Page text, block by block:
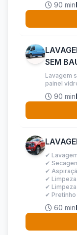
90 min
SEM
Lavagem
painel
90 min
✔
✔
✔
✔
✔
✔
60 min